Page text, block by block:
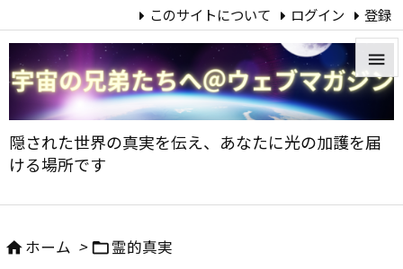
隠された世界の真実を伝え、あなたに光の加護を届
ける場所です


メニ


このサイトについて ログイン 登録
ホーム > 霊的真実